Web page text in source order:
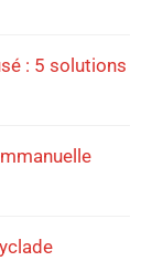
: 5 solutions